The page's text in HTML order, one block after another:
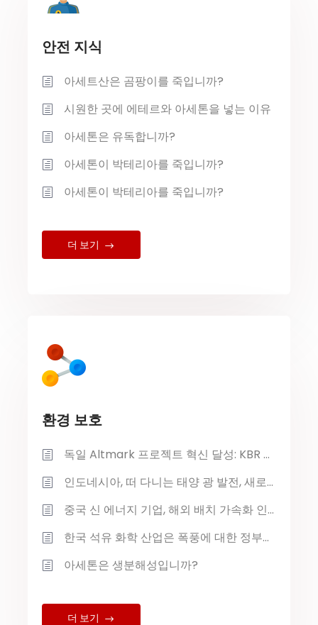
안전 지식
아세트산은 곰팡이를 죽입니까?
시원한 곳에 에테르와 아세톤을 넣는 이유
아세톤은 유독합니까?
아세톤이 박테리아를 죽입니까?
아세톤이 박테리아를 죽입니까?
더 보기
환경 보호
독일 Altmark 프로젝트 혁신 달성: KBR 및 Neptune Energy는 가스전 소금물에서 99.5% 순도 배터리 등급 리튬 탄산염을 생산합니다.
인도네시아, 떠 다니는 태양 광 발전, 새로운 14GW 설치 용량의 목표
중국 신 에너지 기업, 해외 배치 가속화 인도네시아 리튬 인산염 기지 2 단계 공식 시작
한국 석유 화학 산업은 폭풍에 대한 정부의 깊은 참여를 요구합니다
아세톤은 생분해성입니까?
더 보기